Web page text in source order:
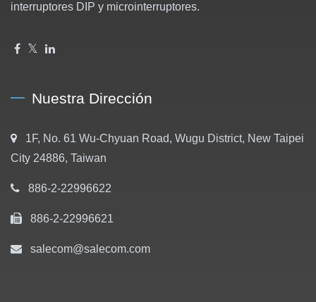
interruptores DIP y microinterruptores.
Nuestra Dirección
1F, No. 61 Wu-Chyuan Road, Wugu District, New Taipei
City 24886, Taiwan
886-2-22996622
886-2-22996621
salecom@salecom.com